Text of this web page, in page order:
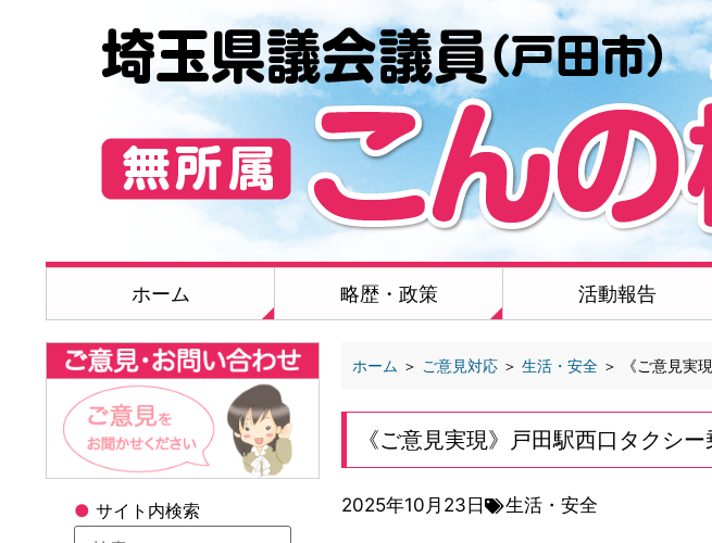
ホーム 略歴・政策 活動報告
● サイト内検索
ホーム ＞ ご意見対応 ＞ 生活・安全 ＞ 《ご意見実
《ご意見実現》戸田駅西口タクシ
2025年10月23日 生活・安全